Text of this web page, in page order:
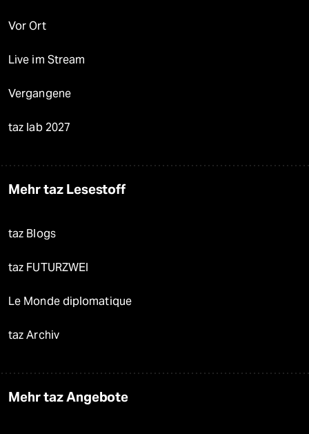
Vor Ort
Live im Stream
Vergangene
taz lab 2027
Mehr taz Lesestoff
taz Blogs
taz FUTURZWEI
Le Monde diplomatique
taz Archiv
Mehr taz Angebote